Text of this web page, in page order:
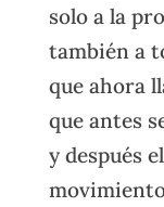
solo a la
también a
que ahora
que antes
y después